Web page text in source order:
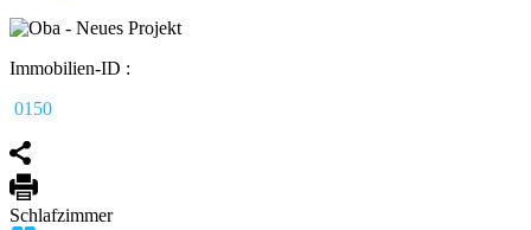
Immobilien-ID :
0150
Schlafzimmer